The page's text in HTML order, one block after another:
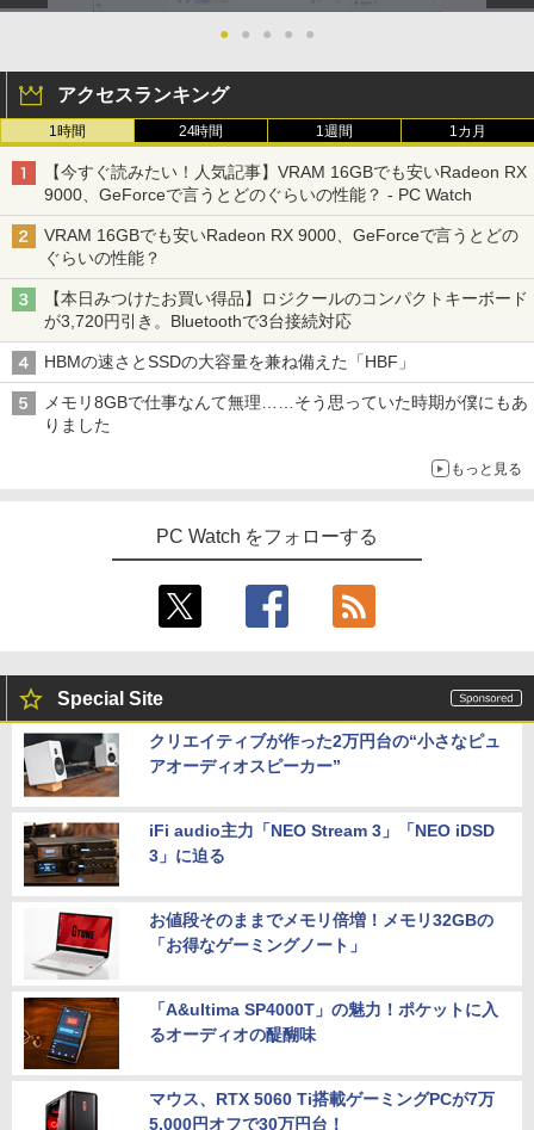
中古パソコン 一体型 JDL（日本デジタル
研究所） BA6(Benny A6) Windows11 C
eleron 3965U 2.2GHz メモリ8GB 500G
B SSD128GB 23.8インチ Office付き 無
￥17,800
3
【ポイント10倍 期間限定】HP ProOne 6
00 G6 All-in-One｜第10世代Core i5-105
00T｜16GBメモリ｜512GB SSD｜21.5
型FHD液晶｜Windows 11 Pro｜Webカ
メラ内蔵｜WPS Office付属｜省スペース
一体型PC All-In-ONE「整備済み中古
品」
【本日限定10％OFF】N150/3500Uより
コスパ最強【楽天1位連続受賞】NIPOGI
定 4C/4T 最大3.7GHz Win11 Pro 16GB+
512GB SSD ミニパソコン USB3.2×6 3画
【中古】Aランク Dell OptiPlex 5090SF
￥69,800
Hz 液晶モニター VA/ IPSパネル ゲーミン
グモニター サブモニター FHD WQHD ブ
ps5/switch対応 フレームレス 風シリー
ズ
￥10,980
3
【エントリーで最大全額ポイント還元｜
8/11まで】 ASUS｜エイスース PCモニ
5型 /フルHD(1920×1080) /ワイド /100H
z]
￥10,980
ADSパネル フルHD HDMI Type-C 中古
[5%OFFクーポン 10日朝まで]【公式限
定】 液晶ディスプレイ 23.8インチ ワイ
視野角 PTFWLD-24W PTFBLD-24W プ
リンストン 23.8型 FHD 液晶モニター H
DMI スピーカー内蔵 ディスプレイ モニ
ター
￥19,500
3
[新品][シャンフロ]シャングリラ・フロン
ティア (1-27巻 最新刊) + オリジナル収納
BOX付 全巻セット
￥21,417
ゼンリン電子住宅地図 デジタウン 大阪府
大阪市生野区 202509 271160Z0W
￥21,780
施設基準パーフェクトブック 2026年度
版 [ 一般社団法人日本施設基準管理士協
￥22,000
● ● ● ● ●
アクセスランキング
1時間 24時間 1週間 1カ月
【今すぐ読みたい！人気記事】VRAM 16GBでも安いRadeon RX
9000、GeForceで言うとどのぐらいの性能？ - PC Watch
VRAM 16GBでも安いRadeon RX 9000、GeForceで言うとどの
ぐらいの性能？
【本日みつけたお買い得品】ロジクールのコンパクトキーボード
が3,720円引き。Bluetoothで3台接続対応
HBMの速さとSSDの大容量を兼ね備えた「HBF」
メモリ8GBで仕事なんて無理……そう思っていた時期が僕にもあ
りました
もっと見る
PC Watch をフォローする
Special Site
クリエイティブが作った2万円台の“小さなピュ
アオーディオスピーカー”
iFi audio主力「NEO Stream 3」「NEO iDSD
3」に迫る
お値段そのままでメモリ倍増！メモリ32GBの
「お得なゲーミングノート」
「A&ultima SP4000T」の魅力！ポケットに入
るオーディオの醍醐味
マウス、RTX 5060 Ti搭載ゲーミングPCが7万
5,000円オフで30万円台！